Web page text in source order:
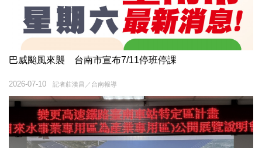
巴威颱風來襲 台南市宣布7/11停班停課
記者莊漢昌／台南報導
2026-07-10